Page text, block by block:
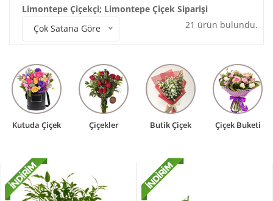
Limontepe Çiçekçi; Limontepe Çiçek Siparişi
Çok Satana Göre
21 ürün bulundu.
Kutuda Çiçek Çiçekler Butik Çiçek Çiçek Buketi